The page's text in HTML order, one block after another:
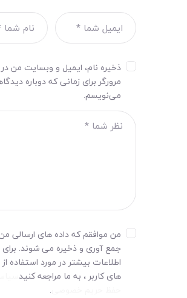
ذخیره نام، ایمیل و وبسایت من در
مرورگر برای زمانی که دوباره
می‌نویسم.
من موافقم که داده های ارسالی
جمع آوری و ذخیره می شوند. برای
اطلاعات بیشتر در مورد استفاده از
های کاربر ، به ما مراجعه کنید
.